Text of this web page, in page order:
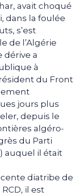
avait choqué
dans la foulée
s’est
de l’Algérie
dérive a
à
du Front
jours plus
depuis le
algéro-
du Parti
auquel il était
diatribe de
il est